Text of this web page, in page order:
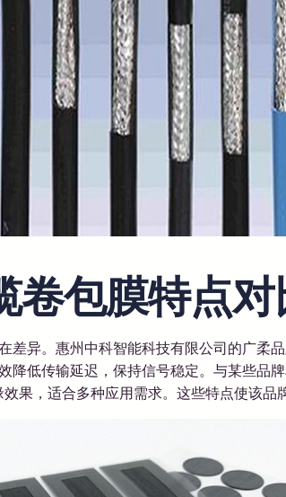
卷包膜特点对
差异。惠州中科智能科技有限公司的广柔
降低传输延迟，保持信号稳定。与某些品
果，适合多种应用需求。这些特点使该